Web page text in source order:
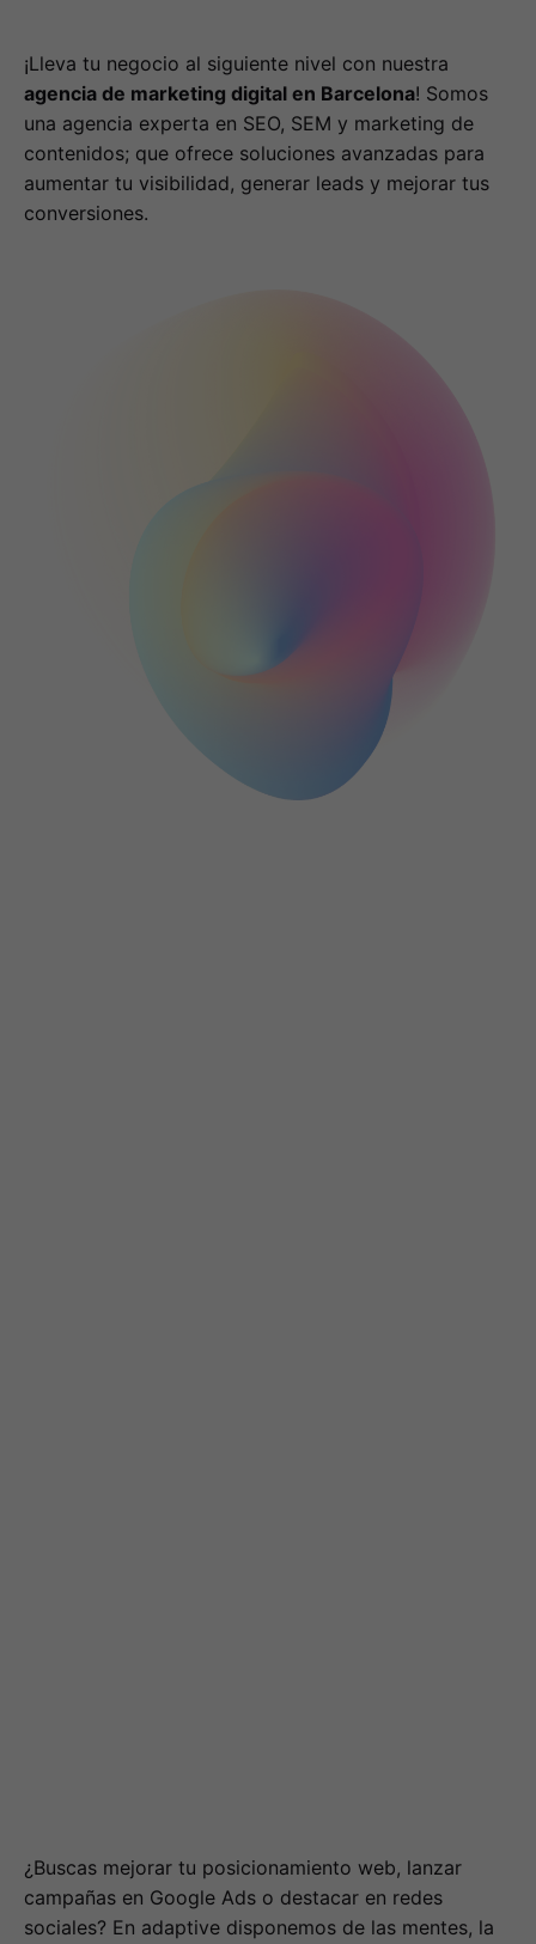
¡Lleva tu negocio al siguiente nivel con nuestra
agencia de marketing digital en Barcelona! Somos
una agencia experta en SEO, SEM y marketing de
contenidos; que ofrece soluciones avanzadas para
aumentar tu visibilidad, generar leads y mejorar tus
conversiones.
¿Buscas mejorar tu posicionamiento web, lanzar
campañas en Google Ads o destacar en redes
sociales? En adaptive disponemos de las mentes, la